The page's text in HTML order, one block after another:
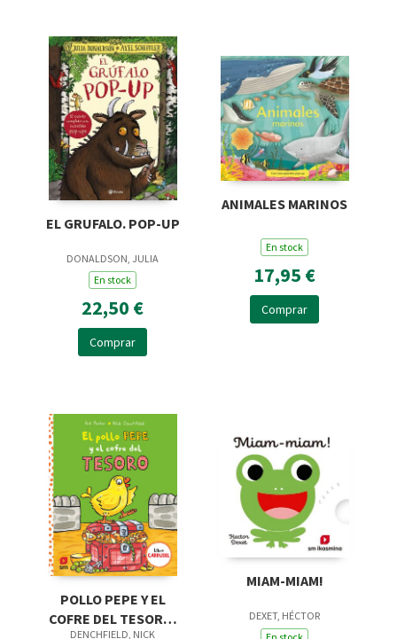
EL GRUFALO. POP-UP
DONALDSON, JULIA
En stock
22,50 €
Comprar
ANIMALES MARINOS
En stock
17,95 €
Comprar
POLLO PEPE Y EL
COFRE DEL TESORO,
DENCHFIELD, NICK
MIAM-MIAM!
DEXET, HÉCTOR
En stock